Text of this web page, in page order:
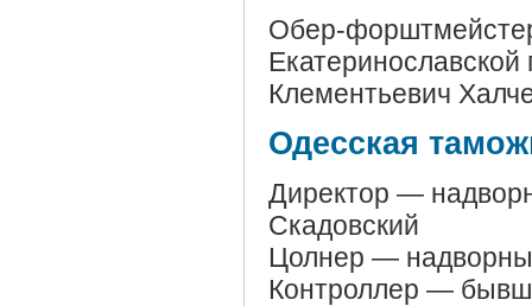
Обер-
Клементьевич
Одесская
Директор —
Скадовский
Цолнер —
Контроллер —